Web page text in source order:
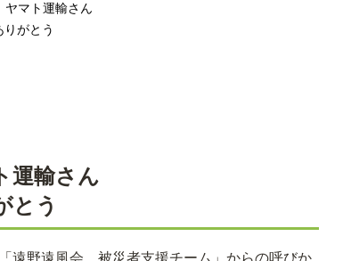
マト運輸さん
りがとう
輸さん
とう
遠野遠風会 被災者支援チーム」からの呼びか